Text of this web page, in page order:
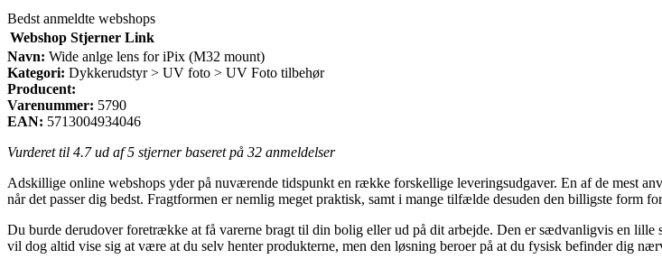
Bedst anmeldte webshops
Webshop Stjerner Link
Navn: Wide anlge lens for iPix (M32 mount)
Kategori: Dykkerudstyr > UV foto > UV Foto tilbehør
Producent:
Varenummer: 5790
EAN: 5713004934046
Vurderet til 4.7ud af 5 stjerner baseret på 32 anmeldelser
Adskillige online webshops yder på nuværende tidspunkt en række forskellige leveringsudgaver. En af de mest
når det passer dig bedst. Fragtformen er nemlig meget praktisk, samt i mange tilfælde desuden den billigste form
Du burde derudover foretrække at få varerne bragt til din bolig eller ud på dit arbejde. Den er sædvanligvis en
vil dog altid vise sig at være at du selv henter produkterne, men den løsning beroer på at du fysisk befinder dig